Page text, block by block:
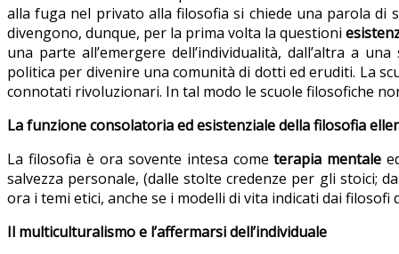
alla fuga nel privato alla filosofia si chiede una parola
divengono, dunque, per la prima volta la questioni
una parte all’emergere dell’individualità, dall’altra a
politica per divenire una comunità di dotti ed eruditi. La
connotati rivoluzionari. In tal modo le scuole filosofiche
La funzione consolatoria ed esistenziale della filosofia
La filosofia è ora sovente intesa cometerapia mentale
salvezza personale, (dalle stolte credenze per gli stoici;
ora i temi etici, anche se i modelli di vita indicati dai
Il multiculturalismo e l’affermarsi dell’individuale